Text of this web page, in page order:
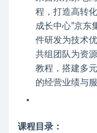
程，打造高转
成长中心”京东
件研发为技术
共组团队为资
教程，搭建多
的经营业绩与
课程目录：